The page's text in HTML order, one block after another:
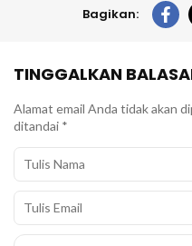
Bagikan:
TINGGALKAN
Alamat email Anda tidak akan
ditandai *